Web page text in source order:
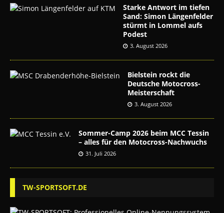
Starke Antwort im tiefen
Sand: Simon Längenfelder
stürmt in Lommel aufs
Podest
3. August 2026
Bielstein rockt die
Deutsche Motocross-
Meisterschaft
3. August 2026
Sommer-Camp 2026 beim MCC Tessin
– alles für den Motocross-Nachwuchs
31. Juli 2026
TW-SPORTSOFT.DE